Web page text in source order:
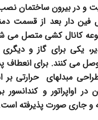
و در بیرون ساختمان
فین دار بعد از قسمت
کانال کشی متصل می
یکی برای گاز و دیگری
می کنند. برای انعطاف
طراحی مبدلهای حرارتی
در اواپراتور و
و جاری صورت پذیرفته